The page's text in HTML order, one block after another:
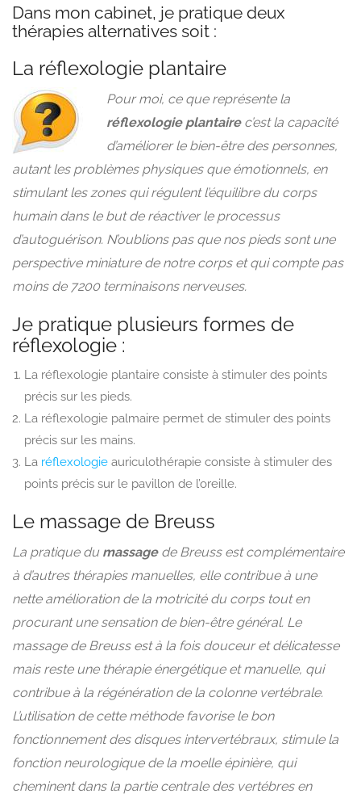
Dans mon cabinet, je pratique deux
thérapies alternatives soit :
La réflexologie plantaire
Pour moi, ce que représente la
réflexologie plantairec’est la capacité
d’améliorer le bien-être des personnes,
autant les problèmes physiques que émotionnels, en
stimulant les zones qui régulent l’équilibre du corps
humain dans le but de réactiver le processus
d’autoguérison. N’oublions pas que nos pieds sont une
perspective miniature de notre corps et qui compte pas
moins de 7200 terminaisons nerveuses.
Je pratique plusieurs formes de
réflexologie :
La réflexologie plantaire consiste à stimuler des points
précis sur les pieds.
La réflexologie palmaire permet de stimuler des points
précis sur les mains.
La réflexologie auriculothérapie consiste à stimuler des
points précis sur le pavillon de l’oreille.
Le massage de Breuss
La pratique du massagede Breuss est complémentaire
à d’autres thérapies manuelles, elle contribue à une
nette amélioration de la motricité du corps tout en
procurant une sensation de bien-être général. Le
massage de Breuss est à la fois douceur et délicatesse
mais reste une thérapie énergétique et manuelle, qui
contribue à la régénération de la colonne vertébrale.
L’utilisation de cette méthode favorise le bon
fonctionnement des disques intervertébraux, stimule la
fonction neurologique de la moelle épinière, qui
cheminent dans la partie centrale des vertébres en